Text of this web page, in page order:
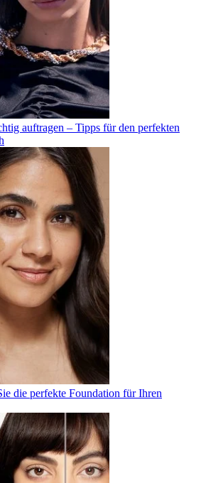
auftragen – Tipps für den perfekten
die perfekte Foundation für Ihren